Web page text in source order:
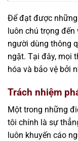
Để đạt được
luôn chú trọng đến
người dùng thông
ngặt. Tại đây, mọi
hóa và bảo vệ bởi
Trách nhiệm
Một trong những
tôi chính là sự
luôn khuyến cáo